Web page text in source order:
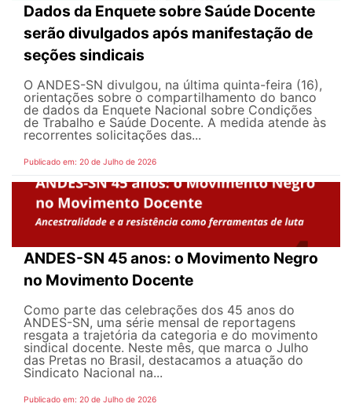
Dados da Enquete sobre Saúde Docente
serão divulgados após manifestação de
seções sindicais
O ANDES-SN divulgou, na última quinta-feira (16),
orientações sobre o compartilhamento do banco
de dados da Enquete Nacional sobre Condições
de Trabalho e Saúde Docente. A medida atende às
recorrentes solicitações das...
Publicado em: 20 de Julho de 2026
ANDES-SN 45 anos: o Movimento Negro
no Movimento Docente
Como parte das celebrações dos 45 anos do
ANDES-SN, uma série mensal de reportagens
resgata a trajetória da categoria e do movimento
sindical docente. Neste mês, que marca o Julho
das Pretas no Brasil, destacamos a atuação do
Sindicato Nacional na...
Publicado em: 20 de Julho de 2026